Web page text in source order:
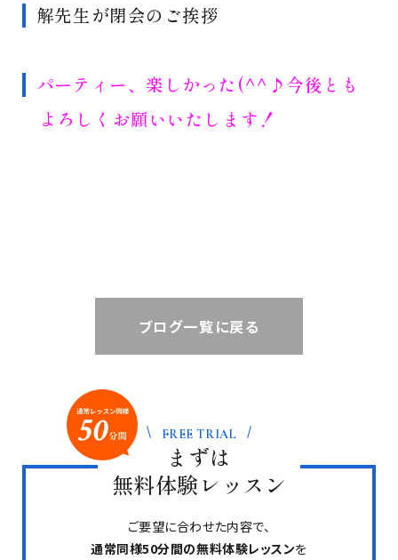
解先生が閉会のご挨拶
パーティー、楽しかった(^^♪今後とも
よろしくお願いいたします！
ブログ一覧に戻る
FREE TRIAL
まずは
無料体験レッスン
ご要望に合わせた内容で、
通常同様50分間の無料体験レッスンを